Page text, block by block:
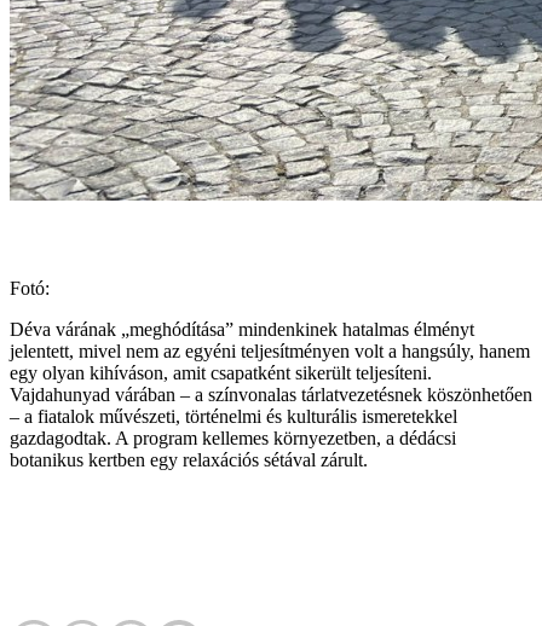
Fotó:
Déva várának „meghódítása” mindenkinek hatalmas élményt
jelentett, mivel nem az egyéni teljesítményen volt a hangsúly, hanem
egy olyan kihíváson, amit csapatként sikerült teljesíteni.
Vajdahunyad várában – a színvonalas tárlatvezetésnek köszönhetően
– a fiatalok művészeti, történelmi és kulturális ismeretekkel
gazdagodtak. A program kellemes környezetben, a dédácsi
botanikus kertben egy relaxációs sétával zárult.